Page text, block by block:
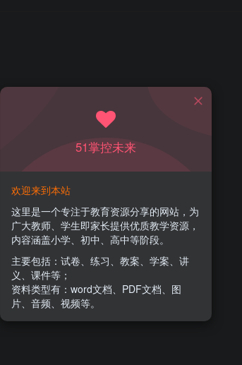
51掌控未来
欢迎来到本站
这里是一个专注于教育资源分享的网站，为
广大教师、学生即家长提供优质教学资源，
内容涵盖小学、初中、高中等阶段。
主要包括：试卷、练习、教案、学案、讲
义、课件等；
资料类型有：word文档、PDF文档、图
片、音频、视频等。